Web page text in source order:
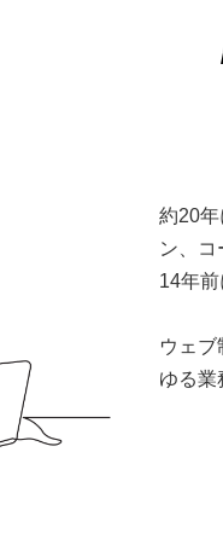
約20
ン、コ
14年
ウェ
ゆる